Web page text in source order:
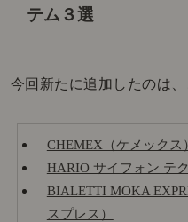
テム３選
今回新たに追加したのは、
CHEMEX（ケメックス）
HARIO サイフォン テ
BIALETTI MOKA
スプレス）